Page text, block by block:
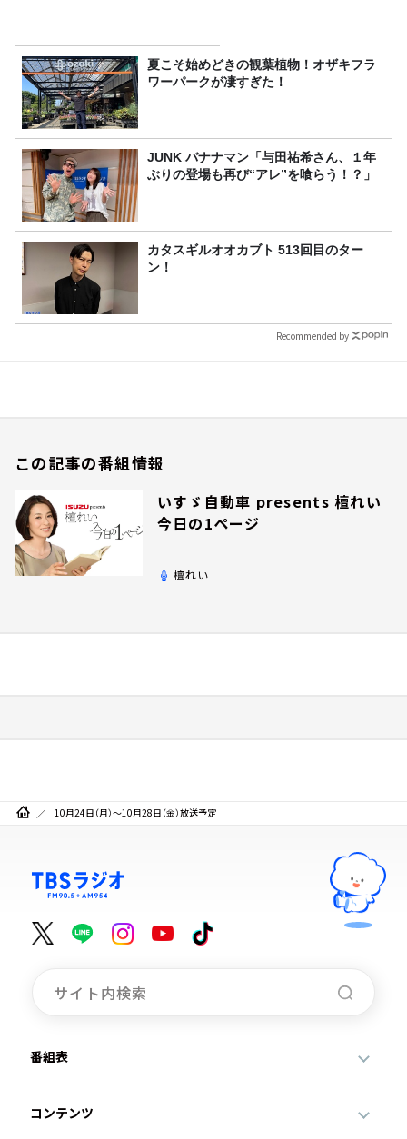
夏こそ始めどきの観葉植物！オザキフラ
ワーパークが凄すぎた！
JUNK バナナマン「与田祐希さん、１年
ぶりの登場も再び“アレ”を喰らう！？」
カタスギルオオカブト 513回目のター
ン！
Recommended by
この記事の番組情報
いすゞ自動車 presents 檀れい
今日の1ページ
檀れい
10月24日（月）～10月28日（金）放送予定
番組表
コンテンツ